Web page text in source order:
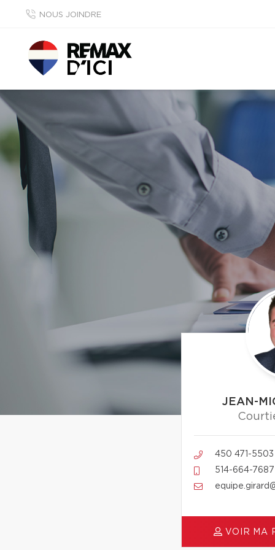
NOUS JOINDRE
JEAN-
450 471-5503
514-664-7687
VOIR MA